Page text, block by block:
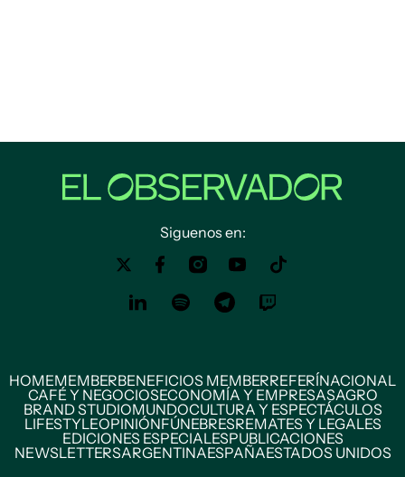
Siguenos en:
HOMEMEMBERBENEFICIOS MEMBERREFERÍNACIONAL
CAFÉ Y NEGOCIOSECONOMÍA Y EMPRESASAGRO
BRAND STUDIOMUNDOCULTURA Y ESPECTÁCULOS
LIFESTYLEOPINIÓNFÚNEBRESREMATES Y LEGALES
EDICIONES ESPECIALESPUBLICACIONES
NEWSLETTERSARGENTINAESPAÑAESTADOS UNIDOS